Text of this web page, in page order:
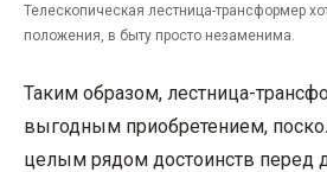
Телескопическая лестница-трансформер
положения, в быту просто незаменима.
Таким образом, лестница-
выгодным приобретением,
целым рядом достоинств перед